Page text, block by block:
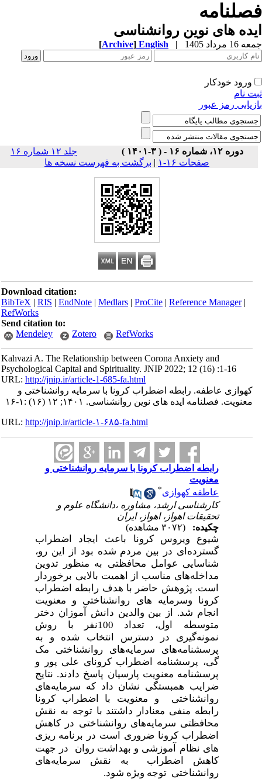
های نوین روانشناسی
مرداد 1405 |
English
[Archive]
ورود خودکار
نام
رمز عبور
دوره ۱۲، شماره ۱۶ - ( ۳-۱۴۰۱ )
جلد ۱۲ شماره ۱۶
صفحات ۱۶-۱
| برگشت به فهرست نسخه ها
Download citation:
BibTeX|RIS|EndNote|Medlars|ProCite|Reference Manager
RefWorks
Send citation to:
Mendeley
Zotero RefWorks
Kahvazi A. The Relationship between Corona Anxiety and
Psychological Capital and Spirituality. JNIP 2022; 12 (16) :1-16
URL:http://jnip.ir/article-1-685-fa.html
کهوازی عاطفه. رابطه اضطراب کرونا با سرمایه روانشناختی و
معنویت. فصلنامه ایده های نوین روانشناسی. ۱۴۰۱; ۱۲ (۱۶) :۱-۱۶
URL:http://jnip.ir/article-۱-۶۸۵-fa.html
رابطه اضطراب کرونا با سرمایه روانشناختی و
معنویت
عاطفه کهوازی*
کارشناسی ارشد، مشاوره ،دانشگاه علوم و
تحقیقات اهواز، اهواز، ایران
چکیده:
شیوع ویروس کرونا باعث ایجاد اضطراب
گسترده‌ای در بین مردم شده بود از این‌ رو،
شناسایی عوامل محافظتی به منظور تدوین
مداخله‌های مناسب از اهمیت بالایی برخوردار
است. پژوهش حاضر با هدف رابطه اضطراب
کرونا وسرمایه های روانشناختی و معنویت
انجام شد. از بین والدین دانش آموزان دختر
متوسطه اول، ‌‌تعداد 100نفر با روش
نمونه‌گیری در دسترس انتخاب شده و به
پرسشنامه‌های سرمایه‌های روانشناختی مک
گی، پرسشنامه اضطراب کرونای علی پور و
پرسشنامه معنویت پارسیان پاسخ دادند. نتایج
ضرایب همبستگی نشان داد که سرمایه‌های
روانشناختی و معنویت با اضطراب کرونا
رابطه منفی معنادار داشتند با توجه به نقش
محافظتی سرمایه‌های روانشناختی در کاهش
اضطراب کرونا ضروری است در برنامه ریزی
های نظام آموزشی و بهداشت روان در جهت
کاهش اضطراب به نقش سرمایه‌های
روانشناختی توجه ویژه شود.